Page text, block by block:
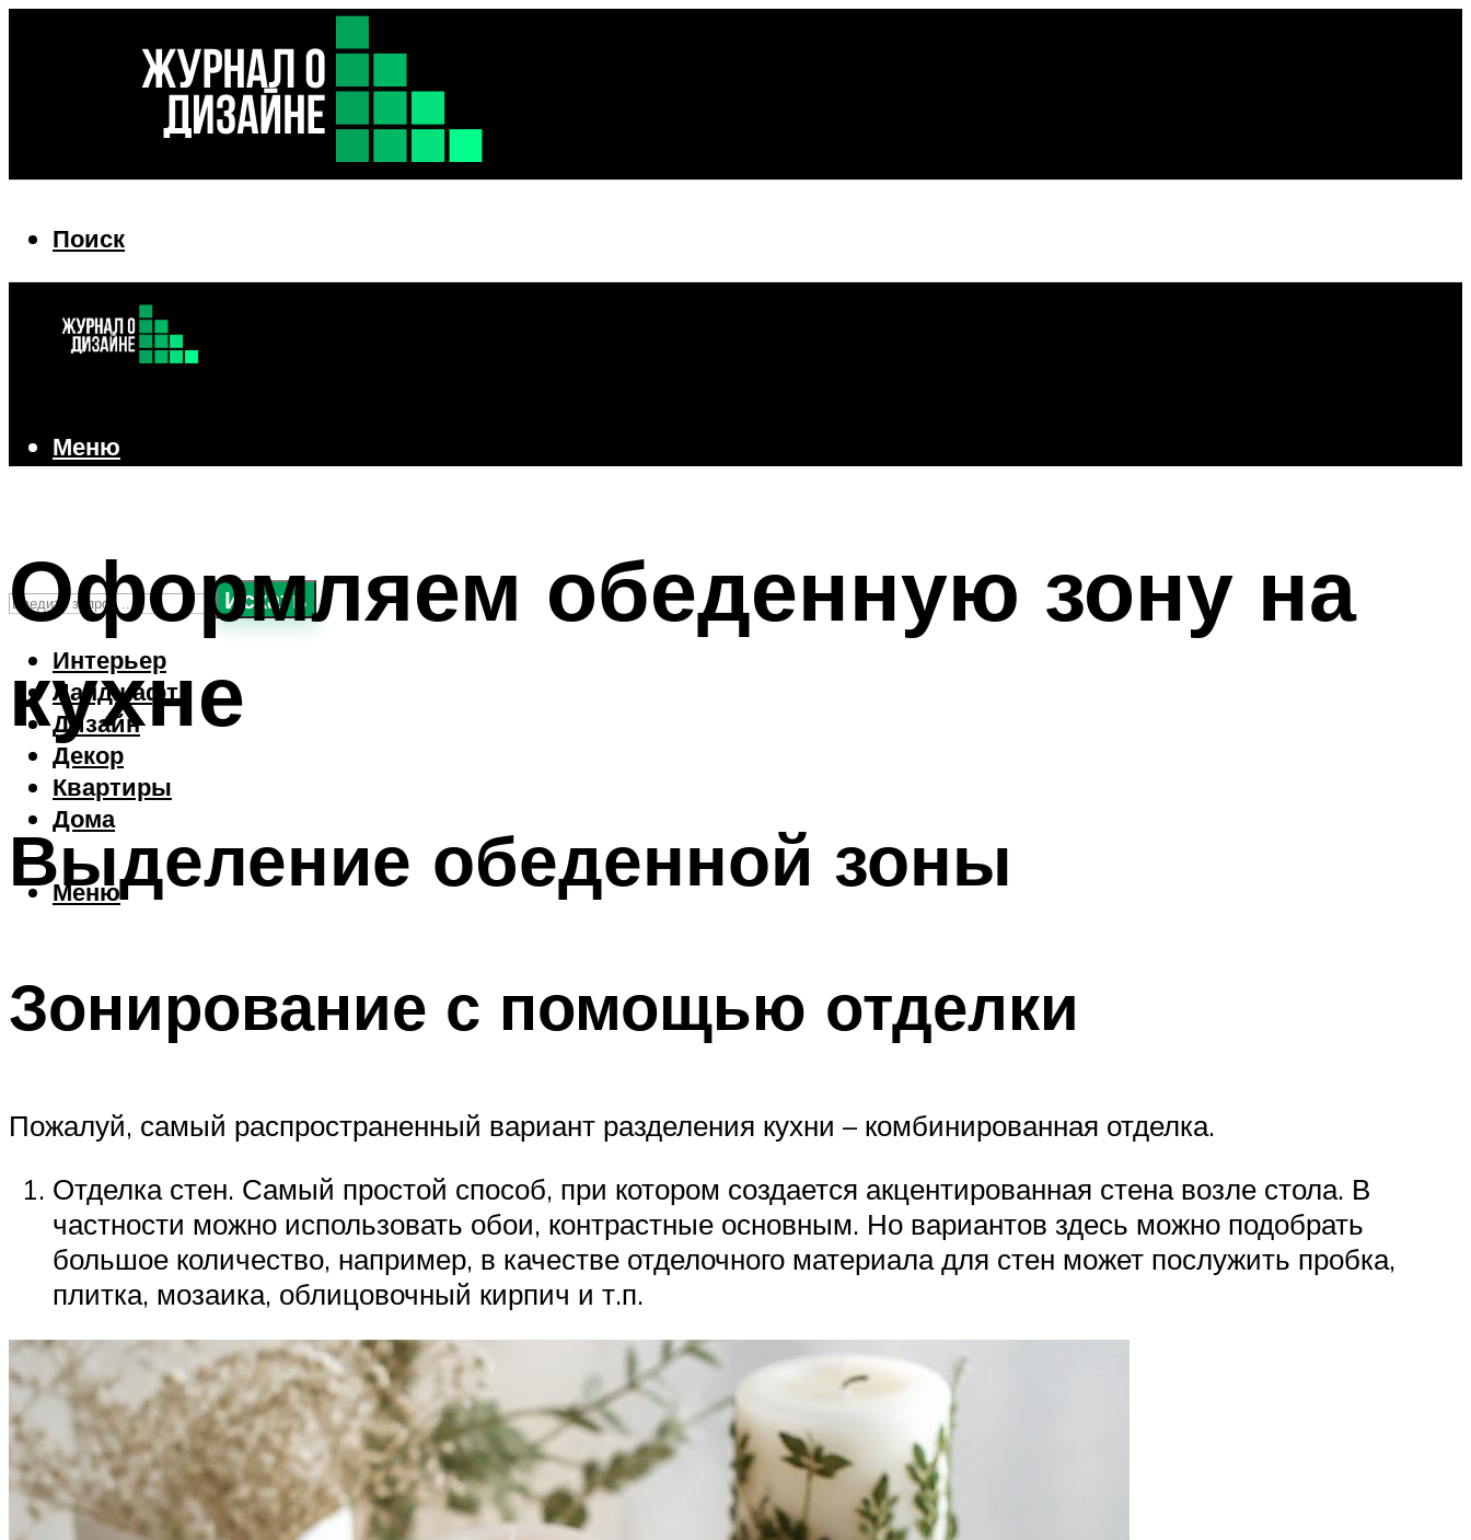
Поиск
Поиск
Искать
Интерьер
Ландшафт
Дизайн
Декор
Квартиры
Дома
Меню
Меню
Оформляем обеденную зону на
кухне
Выделение обеденной зоны
Зонирование с помощью отделки
Пожалуй, самый распространенный вариант разделения кухни – комбинированная отделка.
Отделка стен. Самый простой способ, при котором создается акцентированная стена возле стола. В
частности можно использовать обои, контрастные основным. Но вариантов здесь можно подобрать
большое количество, например, в качестве отделочного материала для стен может послужить пробка,
плитка, мозаика, облицовочный кирпич и т.п.